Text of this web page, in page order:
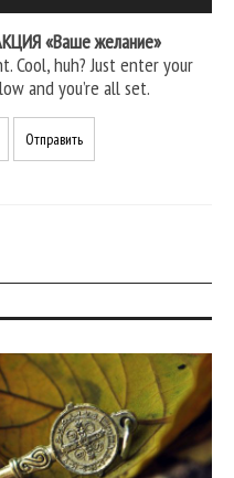
«Ваше желание»
Cool, huh? Just enter your
and you’re all set.